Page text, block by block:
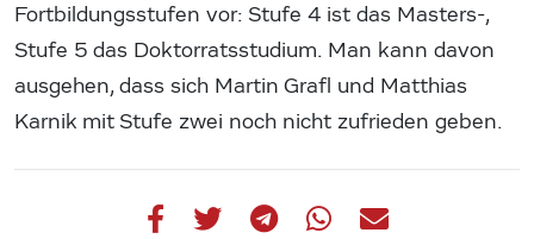
Fortbildungsstufen vor: Stufe 4 ist das Masters-,
Stufe 5 das Doktorratsstudium. Man kann davon
ausgehen, dass sich Martin Grafl und Matthias
Karnik mit Stufe zwei noch nicht zufrieden geben.